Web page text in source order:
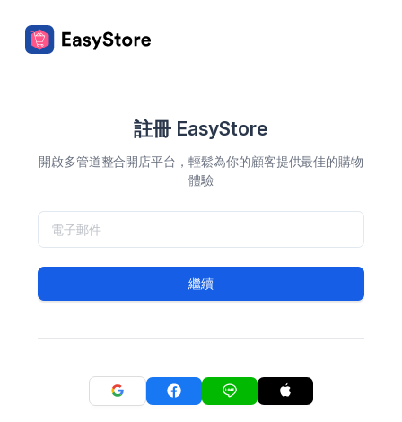
註冊 EasyStore
開啟多管道整合開店平台，輕鬆為你的顧客提供最佳的購物
體驗
繼續